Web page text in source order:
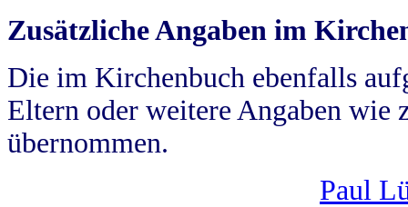
Zusätzliche Angaben im
Die im Kirchenbuch ebenfalls
Eltern oder weitere Angaben wie
übernommen.
Paul